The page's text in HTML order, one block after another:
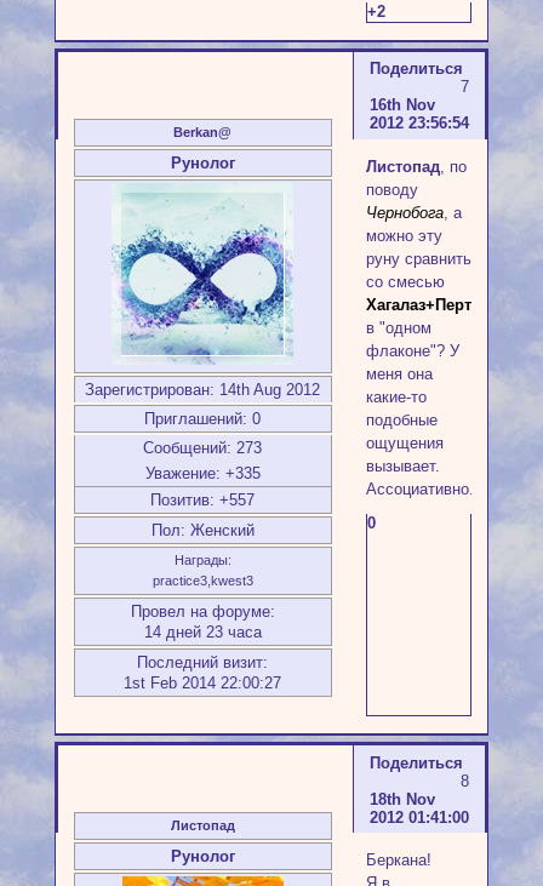
+2
Поделиться
7
16th Nov
2012 23:56:54
Berkan@
Рунолог
Зарегистрирован: 14th Aug 2012
Приглашений: 0
Сообщений: 273
Уважение: +335
Позитив: +557
Пол: Женский
Награды:
practice3,kwest3
Провел на форуме:
14 дней 23 часа
Последний визит:
1st Feb 2014 22:00:27
Листопад, по
поводу
Чернобога, а
можно эту
руну сравнить
со смесью
Хагалаз+Перт+
в "одном
флаконе"? У
меня она
какие-то
подобные
ощущения
вызывает.
Ассоциативно.
0
Поделиться
8
18th Nov
2012 01:41:00
Листопад
Рунолог
Беркана!